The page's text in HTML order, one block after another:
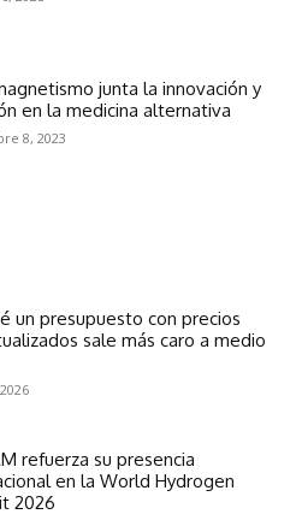
junta la innovación y
en la medicina alternativa
8, 2023
un presupuesto con precios
sale más caro a medio
refuerza su presencia
en la World Hydrogen
2026